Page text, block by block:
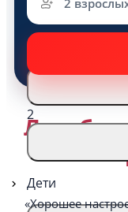
2
Взрослые
2
Дети
«Хорошее